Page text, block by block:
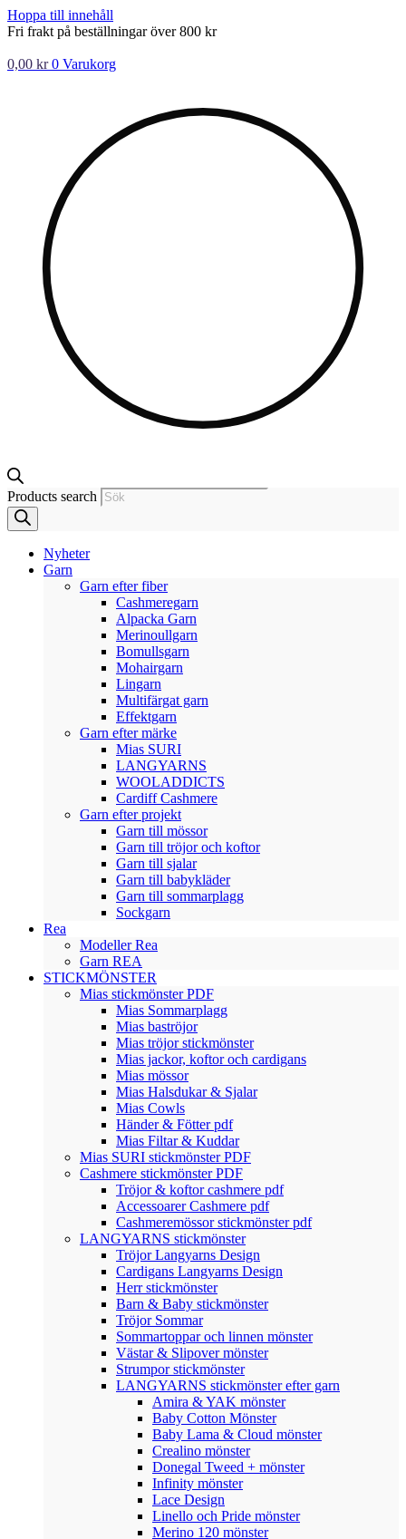
Hoppa till innehåll
Fri frakt på beställningar över 800 kr
0,00 kr 0 Varukorg
Products search
Nyheter
Garn
Garn efter fiber
Cashmeregarn
Alpacka Garn
Merinoullgarn
Bomullsgarn
Mohairgarn
Lingarn
Multifärgat garn
Effektgarn
Garn efter märke
Mias SURI
LANGYARNS
WOOLADDICTS
Cardiff Cashmere
Garn efter projekt
Garn till mössor
Garn till tröjor och koftor
Garn till sjalar
Garn till babykläder
Garn till sommarplagg
Sockgarn
Rea
Modeller Rea
Garn REA
STICKMÖNSTER
Mias stickmönster PDF
Mias Sommarplagg
Mias baströjor
Mias tröjor stickmönster
Mias jackor, koftor och cardigans
Mias mössor
Mias Halsdukar & Sjalar
Mias Cowls
Händer & Fötter pdf
Mias Filtar & Kuddar
Mias SURI stickmönster PDF
Cashmere stickmönster PDF
Tröjor & koftor cashmere pdf
Accessoarer Cashmere pdf
Cashmeremössor stickmönster pdf
LANGYARNS stickmönster
Tröjor Langyarns Design
Cardigans Langyarns Design
Herr stickmönster
Barn & Baby stickmönster
Tröjor Sommar
Sommartoppar och linnen mönster
Västar & Slipover mönster
Strumpor stickmönster
LANGYARNS stickmönster efter garn
Amira & YAK mönster
Baby Cotton Mönster
Baby Lama & Cloud mönster
Crealino mönster
Donegal Tweed + mönster
Infinity mönster
Lace Design
Linello och Pride mönster
Merino 120 mönster